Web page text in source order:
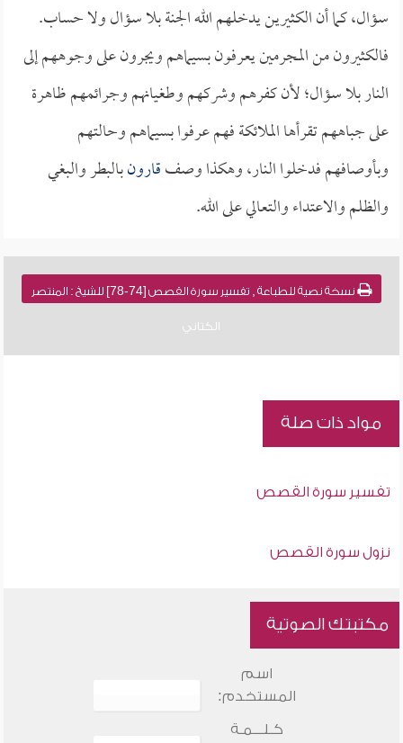
سؤال، كما أن الكثيرين يدخلهم الله الجنة بلا سؤال ولا حساب.
فالكثيرون من المجرمين يعرفون بسيماهم ويجرون على وجوههم إلى
النار بلا سؤال؛ لأن كفرهم وشركهم وطغيانهم وجرائمهم ظاهرة
على جباههم تقرأها الملائكة فهم عرفوا بسيماهم وحالتهم
وبأوصافهم فدخلوا النار، وهكذا وصفقارونبالبطر والبغي
والظلم والاعتداء والتعالي على الله.
نسخة نصية للطباعة , تفسير سورة القصص [74-78] للشيخ : المنتصر
الكتاني
مواد ذات صلة
تفسير سورة القصص
نزول سورة القصص
مكتبتك الصوتية
اسم
المستخدم:
كـلـــمـة